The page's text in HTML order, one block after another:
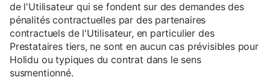
de l'Utilisateur qui se fondent sur des demandes des
pénalités contractuelles par des partenaires
contractuels de l'Utilisateur, en particulier des
Prestataires tiers, ne sont en aucun cas prévisibles pour
Holidu ou typiques du contrat dans le sens
susmentionné.